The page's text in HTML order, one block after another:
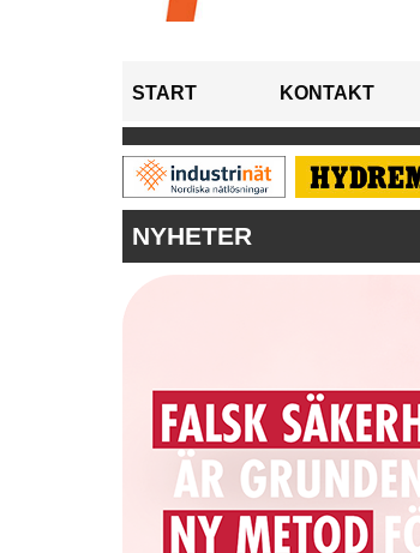
START KONTAKT
NYHETER